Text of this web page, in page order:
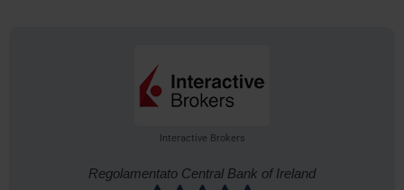
Interactive Brokers
Regolamentato Central Bank of Ireland